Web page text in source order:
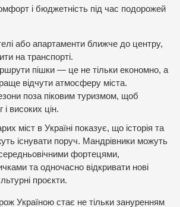
і бюджетність під час подорожей
або апартаменти ближче до центру,
на транспорті.
пішки — це не тільки економно, а
відчути атмосферу міста.
поза піковим туризмом, щоб
і високих цін.
міст в Україні показує, що історія та
існувати поруч. Мандрівники можуть
фортецями,
та одночасно відкривати нові
проєкти.
Україною стає не тільки зануренням